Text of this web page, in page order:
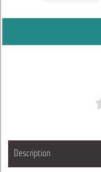
Description